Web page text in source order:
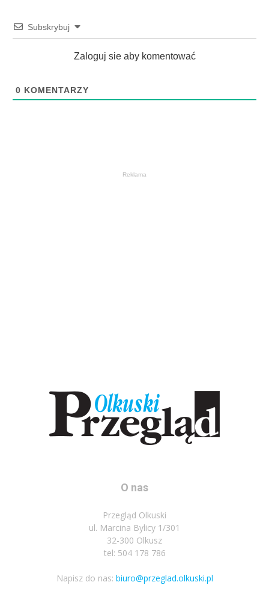
Subskrybuj
Zaloguj sie aby komentować
0 KOMENTARZY
Reklama
O nas
Przegląd Olkuski
ul. Marcina Bylicy 1/301
32-300 Olkusz
tel: 504 178 786
Napisz do nas: biuro@przeglad.olkuski.pl